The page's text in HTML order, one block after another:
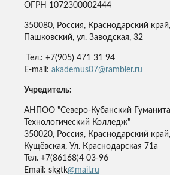
ОГРН 1072300002444
350080, Россия, Краснодарский
Пашковский, ул. Заводская, 32
Тел.: +7(905) 471 31 94
E-mail: akademus07@rambler.ru
Учредитель:
АНПОО "Северо-Кубанский
Технологический Колледж"
350020, Россия, Краснодарский
Кущёвская, Ул. Краснодарская 71а
Тел. +7(86168)4 03-96
Email: skgtk@mail.ru